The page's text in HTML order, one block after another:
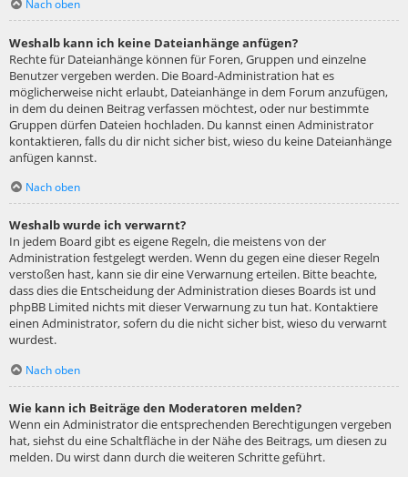
Nach oben
Weshalb kann ich keine Dateianhänge anfügen?
Rechte für Dateianhänge können für Foren, Gruppen und einzelne
Benutzer vergeben werden. Die Board-Administration hat es
möglicherweise nicht erlaubt, Dateianhänge in dem Forum anzufügen,
in dem du deinen Beitrag verfassen möchtest, oder nur bestimmte
Gruppen dürfen Dateien hochladen. Du kannst einen Administrator
kontaktieren, falls du dir nicht sicher bist, wieso du keine Dateianhänge
anfügen kannst.
Nach oben
Weshalb wurde ich verwarnt?
In jedem Board gibt es eigene Regeln, die meistens von der
Administration festgelegt werden. Wenn du gegen eine dieser Regeln
verstoßen hast, kann sie dir eine Verwarnung erteilen. Bitte beachte,
dass dies die Entscheidung der Administration dieses Boards ist und
phpBB Limited nichts mit dieser Verwarnung zu tun hat. Kontaktiere
einen Administrator, sofern du die nicht sicher bist, wieso du verwarnt
wurdest.
Nach oben
Wie kann ich Beiträge den Moderatoren melden?
Wenn ein Administrator die entsprechenden Berechtigungen vergeben
hat, siehst du eine Schaltfläche in der Nähe des Beitrags, um diesen zu
melden. Du wirst dann durch die weiteren Schritte geführt.